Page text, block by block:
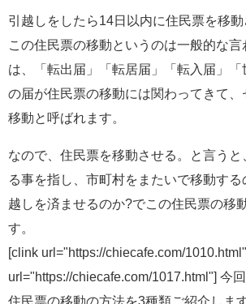
引越しをしたら14日以内に住民票を移動
この住民票の移動というのは一般的な
は、「転出届」「転居届」「転入届」
の届が住民票の移動には関わってきて
移動と呼ばれます。
なので、住民票を移動させる。と言う
る事を指し、市町村をまたいで移動する
越しを済ませるのか?でこの住民票の移
す。
[clink url="https://chiecafe.com/
url="https://chiecafe.com/1017.html"] 今
住民票の移動の方法を3種類ご紹介します